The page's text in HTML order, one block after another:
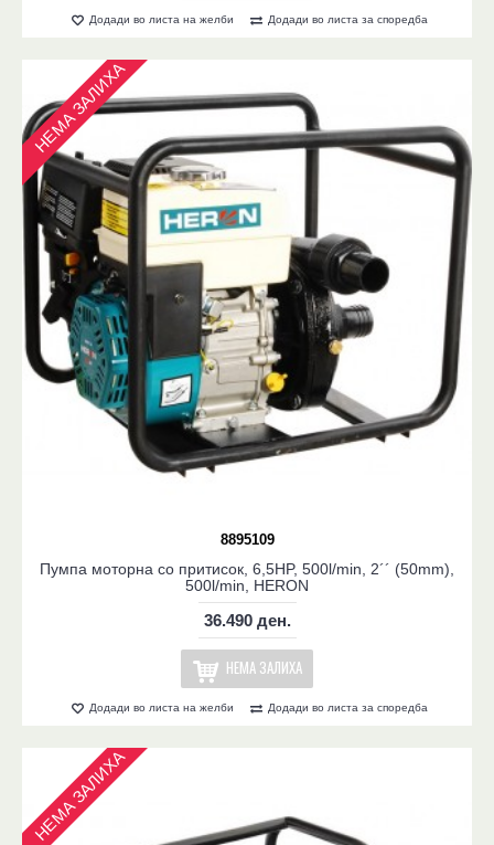
Додади во листа на желби Додади во листа за споредба
8895109
НЕМА ЗАЛИХА
Пумпа моторна со притисок, 6,5HP, 500l/min, 2´´ (50mm),
500l/min, HERON
36.490 ден.
НЕМА ЗАЛИХА
Додади во листа на желби Додади во листа за споредба
НЕМА ЗАЛИХА